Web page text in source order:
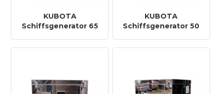
KUBOTA
Schiffsgenerator 65
KUBOTA
Schiffsgenerator 50